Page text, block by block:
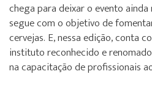
chega para deixar o evento ainda
segue com o objetivo de
cervejas. E, nessa edição, conta
instituto reconhecido e
na capacitação de profissionais